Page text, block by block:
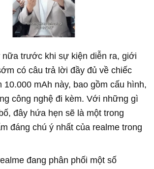
nữa trước khi sự kiện diễn ra, giới
có câu trả lời đầy đủ về chiếc
10.000 mAh này, bao gồm cấu hình,
công nghệ đi kèm. Với những gì
đây hứa hẹn sẽ là một trong
đáng chú ý nhất của realme trong
đang phân phối một số